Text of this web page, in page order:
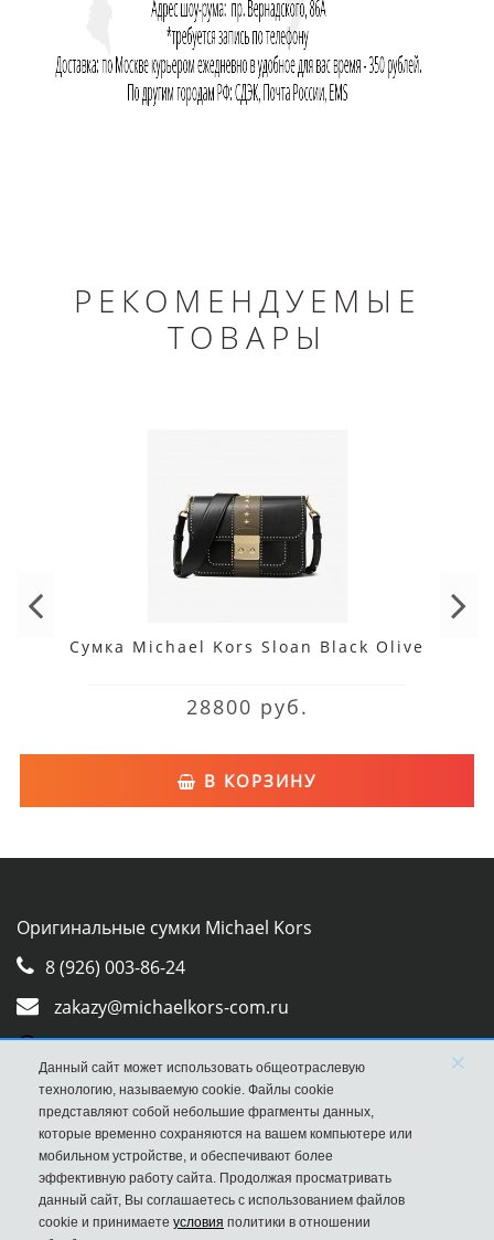
РЕКОМЕНДУЕМЫЕ
ТОВАРЫ
Сумка Michael Kors Sloan Black Olive
28800 руб.
В КОРЗИНУ
Оригинальные сумки Michael Kors
8 (926) 003-86-24
zakazy@michaelkors-com.ru
Whatsapp
Viber
Данный сайт может использовать общеотраслевую
технологию, называемую cookie. Файлы cookie
представляют собой небольшие фрагменты данных,
которые временно сохраняются на вашем компьютере или
мобильном устройстве, и обеспечивают более
эффективную работу сайта. Продолжая просматривать
данный сайт, Вы соглашаетесь с использованием файлов
cookie и принимаете условия политики в отношении
×